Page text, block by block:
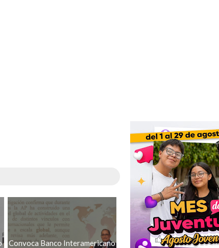
Convoca Banco Interamericano